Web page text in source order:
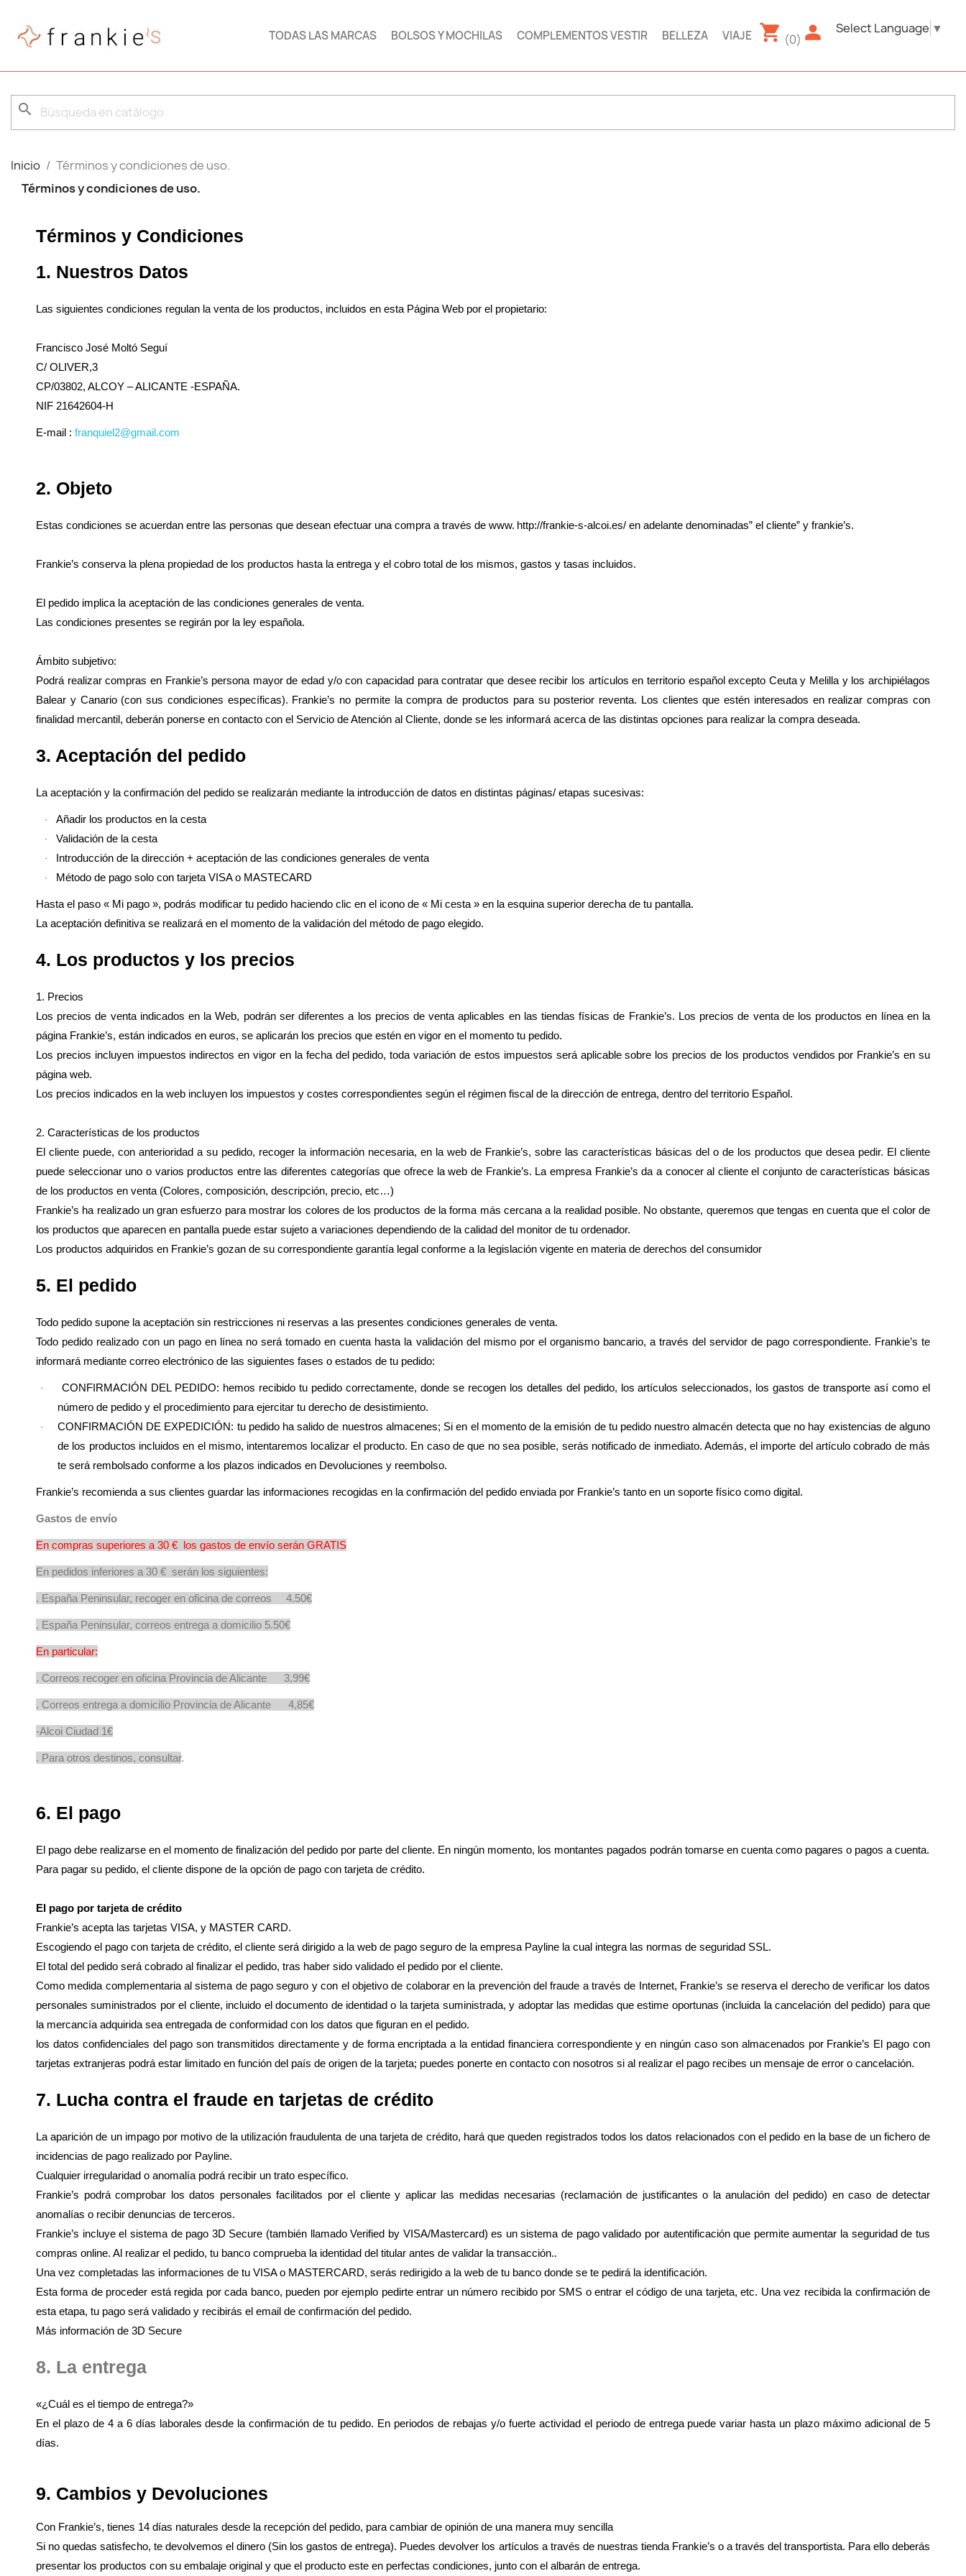
TODAS LAS MARCAS BOLSOS Y MOCHILAS COMPLEMENTOS VESTIR BELLEZA VIAJE (0)
Select Language ▼
search
Inicio
Términos y condiciones de uso.
Términos y condiciones de uso.
Términos y Condiciones
1. Nuestros Datos
Las siguientes condiciones regulan la venta de los productos, incluidos en esta Página Web por el propietario:
Francisco José Moltó Seguí
C/ OLIVER,3
CP/03802, ALCOY – ALICANTE -ESPAÑA.
NIF 21642604-H
E-mail : franquiel2@gmail.com
2. Objeto
Estas condiciones se acuerdan entre las personas que desean efectuar una compra a través de www. http://frankie-s-alcoi.es/ en adelante denominadas” el cliente” y frankie’s.
Frankie’s conserva la plena propiedad de los productos hasta la entrega y el cobro total de los mismos, gastos y tasas incluidos.
El pedido implica la aceptación de las condiciones generales de venta.
Las condiciones presentes se regirán por la ley española.
Ámbito subjetivo:
Podrá realizar compras en Frankie’s persona mayor de edad y/o con capacidad para contratar que desee recibir los artículos en territorio español excepto Ceuta y Melilla y los archipiélagos
Balear y Canario (con sus condiciones específicas). Frankie’s no permite la compra de productos para su posterior reventa. Los clientes que estén interesados en realizar compras con
finalidad mercantil, deberán ponerse en contacto con el Servicio de Atención al Cliente, donde se les informará acerca de las distintas opciones para realizar la compra deseada.
3. Aceptación del pedido
La aceptación y la confirmación del pedido se realizarán mediante la introducción de datos en distintas páginas/ etapas sucesivas:
· Añadir los productos en la cesta
· Validación de la cesta
· Introducción de la dirección + aceptación de las condiciones generales de venta
· Método de pago solo con tarjeta VISA o MASTECARD
Hasta el paso « Mi pago », podrás modificar tu pedido haciendo clic en el icono de « Mi cesta » en la esquina superior derecha de tu pantalla.
La aceptación definitiva se realizará en el momento de la validación del método de pago elegido.
4. Los productos y los precios
1. Precios
Los precios de venta indicados en la Web, podrán ser diferentes a los precios de venta aplicables en las tiendas físicas de Frankie’s. Los precios de venta de los productos en línea en la
página Frankie’s, están indicados en euros, se aplicarán los precios que estén en vigor en el momento tu pedido.
Los precios incluyen impuestos indirectos en vigor en la fecha del pedido, toda variación de estos impuestos será aplicable sobre los precios de los productos vendidos por Frankie’s en su
página web.
Los precios indicados en la web incluyen los impuestos y costes correspondientes según el régimen fiscal de la dirección de entrega, dentro del territorio Español.
2. Características de los productos
El cliente puede, con anterioridad a su pedido, recoger la información necesaria, en la web de Frankie’s, sobre las características básicas del o de los productos que desea pedir. El cliente
puede seleccionar uno o varios productos entre las diferentes categorías que ofrece la web de Frankie’s. La empresa Frankie’s da a conocer al cliente el conjunto de características básicas
de los productos en venta (Colores, composición, descripción, precio, etc…)
Frankie’s ha realizado un gran esfuerzo para mostrar los colores de los productos de la forma más cercana a la realidad posible. No obstante, queremos que tengas en cuenta que el color de
los productos que aparecen en pantalla puede estar sujeto a variaciones dependiendo de la calidad del monitor de tu ordenador.
Los productos adquiridos en Frankie’s gozan de su correspondiente garantía legal conforme a la legislación vigente en materia de derechos del consumidor
5. El pedido
Todo pedido supone la aceptación sin restricciones ni reservas a las presentes condiciones generales de venta.
Todo pedido realizado con un pago en línea no será tomado en cuenta hasta la validación del mismo por el organismo bancario, a través del servidor de pago correspondiente. Frankie’s te
informará mediante correo electrónico de las siguientes fases o estados de tu pedido:
·
CONFIRMACIÓN DEL PEDIDO: hemos recibido tu pedido correctamente, donde se recogen los detalles del pedido, los artículos seleccionados, los gastos de transporte así como el
número de pedido y el procedimiento para ejercitar tu derecho de desistimiento.
·
CONFIRMACIÓN DE EXPEDICIÓN: tu pedido ha salido de nuestros almacenes; Si en el momento de la emisión de tu pedido nuestro almacén detecta que no hay existencias de alguno
de los productos incluidos en el mismo, intentaremos localizar el producto. En caso de que no sea posible, serás notificado de inmediato. Además, el importe del artículo cobrado de más
te será rembolsado conforme a los plazos indicados en Devoluciones y reembolso.
Frankie’s recomienda a sus clientes guardar las informaciones recogidas en la confirmación del pedido enviada por Frankie’s tanto en un soporte físico como digital.
Gastos de envío
En compras superiores a 30 € los gastos de envío serán GRATIS
En pedidos inferiores a 30 € serán los siguientes:
. España Peninsular, recoger en oficina de correos 4.50€
. España Peninsular, correos entrega a domicilio 5.50€
En particular:
. Correos recoger en oficina Provincia de Alicante 3,99€
. Correos entrega a domicilio Provincia de Alicante 4,85€
-Alcoi Ciudad 1€
. Para otros destinos, consultar.
6. El pago
El pago debe realizarse en el momento de finalización del pedido por parte del cliente. En ningún momento, los montantes pagados podrán tomarse en cuenta como pagares o pagos a cuenta.
Para pagar su pedido, el cliente dispone de la opción de pago con tarjeta de crédito.
El pago por tarjeta de crédito
Frankie’s acepta las tarjetas VISA, y MASTER CARD.
Escogiendo el pago con tarjeta de crédito, el cliente será dirigido a la web de pago seguro de la empresa Payline la cual integra las normas de seguridad SSL.
El total del pedido será cobrado al finalizar el pedido, tras haber sido validado el pedido por el cliente.
Como medida complementaria al sistema de pago seguro y con el objetivo de colaborar en la prevención del fraude a través de Internet, Frankie’s se reserva el derecho de verificar los datos
personales suministrados por el cliente, incluido el documento de identidad o la tarjeta suministrada, y adoptar las medidas que estime oportunas (incluida la cancelación del pedido) para que
la mercancía adquirida sea entregada de conformidad con los datos que figuran en el pedido.
los datos confidenciales del pago son transmitidos directamente y de forma encriptada a la entidad financiera correspondiente y en ningún caso son almacenados por Frankie’s El pago con
tarjetas extranjeras podrá estar limitado en función del país de origen de la tarjeta; puedes ponerte en contacto con nosotros si al realizar el pago recibes un mensaje de error o cancelación.
7. Lucha contra el fraude en tarjetas de crédito
La aparición de un impago por motivo de la utilización fraudulenta de una tarjeta de crédito, hará que queden registrados todos los datos relacionados con el pedido en la base de un fichero de
incidencias de pago realizado por Payline.
Cualquier irregularidad o anomalía podrá recibir un trato específico.
Frankie’s podrá comprobar los datos personales facilitados por el cliente y aplicar las medidas necesarias (reclamación de justificantes o la anulación del pedido) en caso de detectar
anomalías o recibir denuncias de terceros.
Frankie’s incluye el sistema de pago 3D Secure (también llamado Verified by VISA/Mastercard) es un sistema de pago validado por autentificación que permite aumentar la seguridad de tus
compras online. Al realizar el pedido, tu banco comprueba la identidad del titular antes de validar la transacción..
Una vez completadas las informaciones de tu VISA o MASTERCARD, serás redirigido a la web de tu banco donde se te pedirá la identificación.
Esta forma de proceder está regida por cada banco, pueden por ejemplo pedirte entrar un número recibido por SMS o entrar el código de una tarjeta, etc. Una vez recibida la confirmación de
esta etapa, tu pago será validado y recibirás el email de confirmación del pedido.
Más información de 3D Secure
8. La entrega
«¿Cuál es el tiempo de entrega?»
En el plazo de 4 a 6 días laborales desde la confirmación de tu pedido. En periodos de rebajas y/o fuerte actividad el periodo de entrega puede variar hasta un plazo máximo adicional de 5
días.
9. Cambios y Devoluciones
Con Frankie’s, tienes 14 días naturales desde la recepción del pedido, para cambiar de opinión de una manera muy sencilla
Si no quedas satisfecho, te devolvemos el dinero (Sin los gastos de entrega). Puedes devolver los artículos a través de nuestras tienda Frankie’s o a través del transportista. Para ello deberás
presentar los productos con su embalaje original y que el producto este en perfectas condiciones, junto con el albarán de entrega.